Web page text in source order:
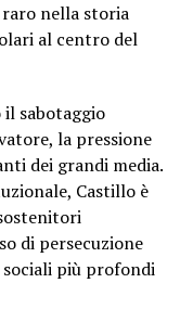
nella storia
al centro del
sabotaggio
la pressione
dei grandi media.
Castillo è
di persecuzione
più profondi